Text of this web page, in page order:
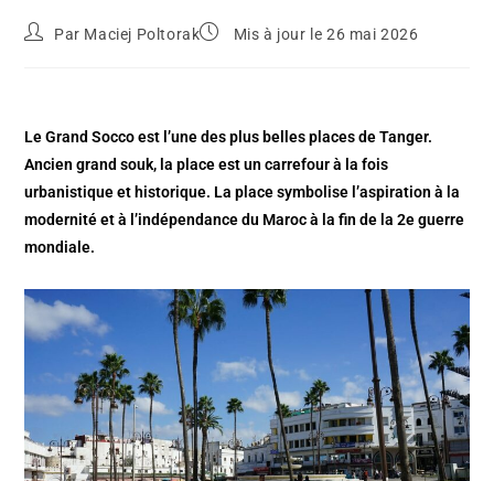
Par Maciej Poltorak Mis à jour le 26 mai 2026
Le Grand Socco est l’une des plus belles places de Tanger.
Ancien grand souk, la place est un carrefour à la fois
urbanistique et historique. La place symbolise l’aspiration à la
modernité et à l’indépendance du Maroc à la fin de la 2e guerre
mondiale.